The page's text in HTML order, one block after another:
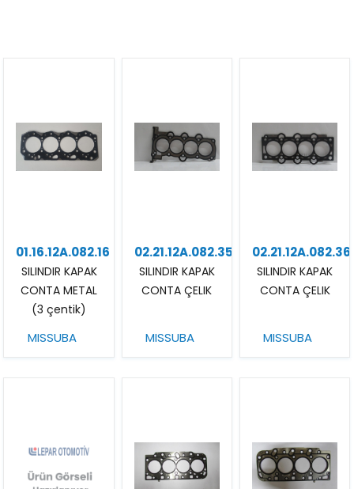
01.16.12A.082.16
SILINDIR KAPAK
CONTA METAL
(3 çentik)
MISSUBA
02.21.12A.082.35
SILINDIR KAPAK
CONTA ÇELIK
MISSUBA
02.21.12A.082.36
SILINDIR KAPAK
CONTA ÇELIK
MISSUBA